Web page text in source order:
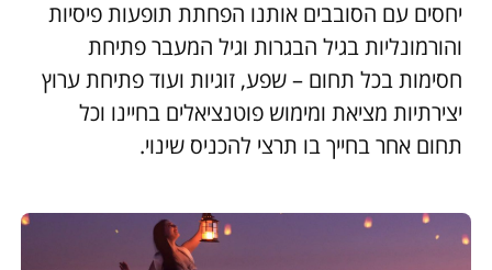
יחסים עם הסובבים אותנו הפחתת תופעות פיסיות
והורמונליות בגיל הבגרות וגיל המעבר פתיחת
חסימות בכל תחום – שפע, זוגיות ועוד פתיחת ערוץ
יצירתיות מציאת ומימוש פוטנציאלים בחיינו וכל
תחום אחר בחייך בו תרצי להכניס שינוי.